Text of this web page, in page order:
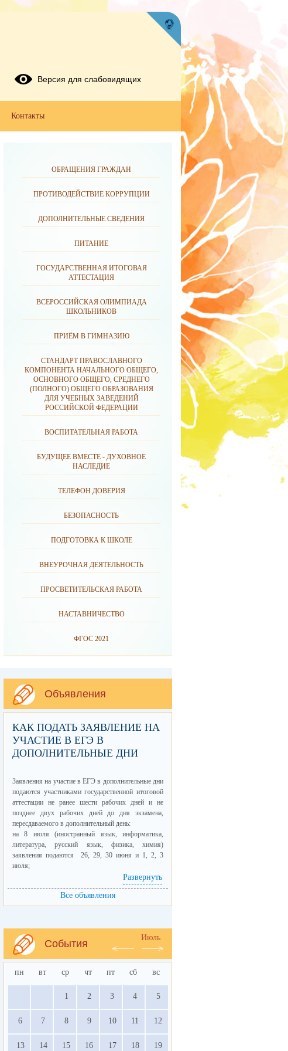
ОБРАЩЕНИЯ ГРАЖДАН
ПРОТИВОДЕЙСТВИЕ КОРРУПЦИИ
ДОПОЛНИТЕЛЬНЫЕ СВЕДЕНИЯ
ПИТАНИЕ
ГОСУДАРСТВЕННАЯ ИТОГОВАЯ
АТТЕСТАЦИЯ
ВСЕРОССИЙСКАЯ ОЛИМПИАДА
ШКОЛЬНИКОВ
ПРИЁМ В ГИМНАЗИЮ
СТАНДАРТ ПРАВОСЛАВНОГО
КОМПОНЕНТА НАЧАЛЬНОГО ОБЩЕГО,
ОСНОВНОГО ОБЩЕГО, СРЕДНЕГО
(ПОЛНОГО) ОБЩЕГО ОБРАЗОВАНИЯ
ДЛЯ УЧЕБНЫХ ЗАВЕДЕНИЙ
РОССИЙСКОЙ ФЕДЕРАЦИИ
ВОСПИТАТЕЛЬНАЯ РАБОТА
БУДУЩЕЕ ВМЕСТЕ - ДУХОВНОЕ
НАСЛЕДИЕ
ТЕЛЕФОН ДОВЕРИЯ
БЕЗОПАСНОСТЬ
ПОДГОТОВКА К ШКОЛЕ
ВНЕУРОЧНАЯ ДЕЯТЕЛЬНОСТЬ
ПРОСВЕТИТЕЛЬСКАЯ РАБОТА
НАСТАВНИЧЕСТВО
ФГОС 2021
Объявления
КАК ПОДАТЬ ЗАЯВЛЕНИЕ НА
УЧАСТИЕ В ЕГЭ В
ДОПОЛНИТЕЛЬНЫЕ ДНИ
Заявления на участие в ЕГЭ в дополнительные дни
подаются участниками государственной итоговой
аттестации не ранее шести рабочих дней и не
позднее двух рабочих дней до дня экзамена,
пересдаваемого в дополнительный день:
на 8 июля (иностранный язык, информатика,
литература, русский язык, физика, химия)
заявления подаются 26, 29, 30 июня и 1, 2, 3
июля;
на 9 июля (биология, география, математика,
история, обществознание)заявления подаются 29,
30 июня и 1, 2, 3, 6 июля.
Напоминаем, что право на сдачу ЕГЭ в
государственной итоговой аттестации, только по
одному учебному предмету по своему выбору из
числа учебных предметов, сданных в текущем
году (году сдачи экзамена).
у участников ЕГЭ в дополнительные дни
Развернуть
Все объявления
События
Июль
пн вт ср чт пт сб вс
1 2 3 4 5
6 7 8 9 10 11 12
13 14 15 16 17 18 19
Версия для слабовидящих
Контакты